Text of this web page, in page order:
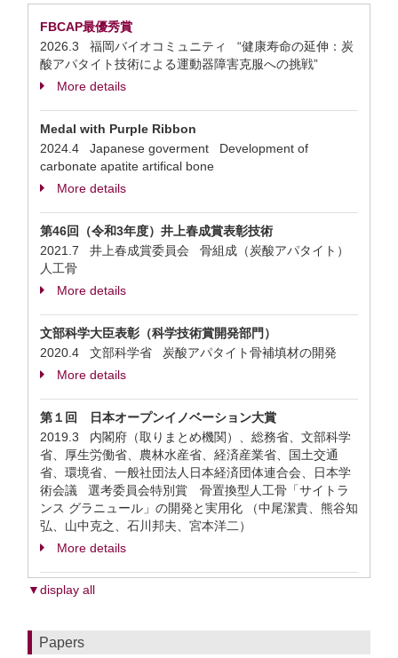
FBCAP最優秀賞
2026.3 福岡バイオコミュニティ “健康寿命の延伸：炭
酸アパタイト技術による運動器障害克服への挑戦”
More details
Medal with Purple Ribbon
2024.4 Japanese goverment Development of
carbonate apatite artifical bone
More details
第46回（令和3年度）井上春成賞表彰技術
2021.7 井上春成賞委員会 骨組成（炭酸アパタイト）
人工骨
More details
文部科学大臣表彰（科学技術賞開発部門）
2020.4 文部科学省 炭酸アパタイト骨補填材の開発
More details
第１回 日本オープンイノベーション大賞
2019.3 内閣府（取りまとめ機関）、総務省、文部科学
省、厚生労働省、農林水産省、経済産業省、国土交通
省、環境省、一般社団法人日本経済団体連合会、日本学
術会議 選考委員会特別賞 骨置換型人工骨「サイトラ
ンス グラニュール」の開発と実用化 （中尾潔貴、熊谷知
弘、山中克之、石川邦夫、宮本洋二）
More details
▼display all
Papers